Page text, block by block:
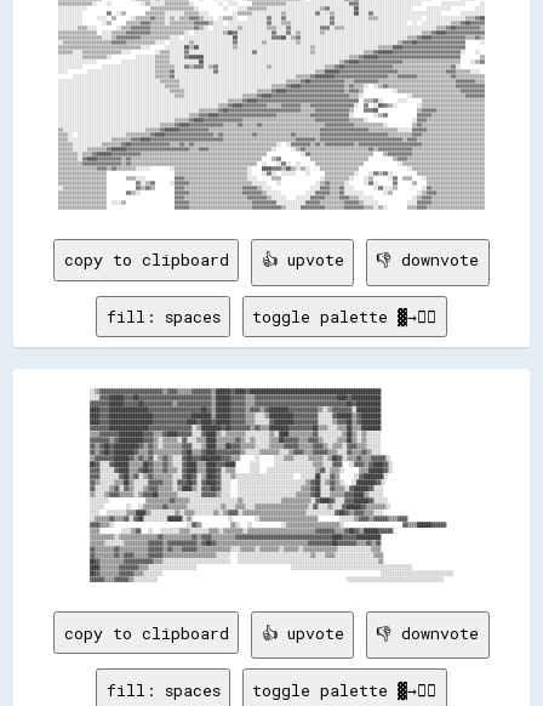
copy to clipboard 👍 upvote 👎 downvote
fill: spaces toggle palette ▓→✊🏽
copy to clipboard 👍 upvote 👎 downvote
fill: spaces toggle palette ▓→✊🏽